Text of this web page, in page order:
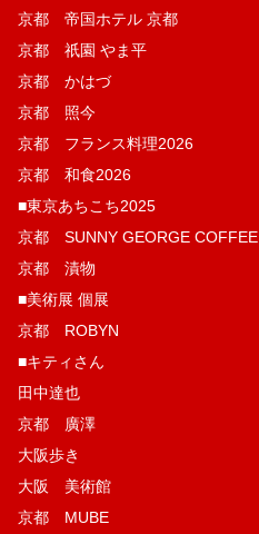
京都 帝国ホテル 京都
京都 祇園 やま平
京都 かはづ
京都 照今
京都 フランス料理2026
京都 和食2026
■東京あちこち2025
京都 SUNNY GEORGE COFFEE
京都 漬物
■美術展 個展
京都 ROBYN
■キティさん
田中達也
京都 廣澤
大阪歩き
大阪 美術館
京都 MUBE